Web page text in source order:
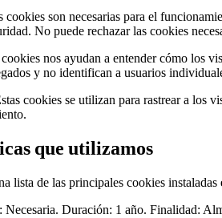
son necesarias para el
No puede rechazar las cookies
nos ayudan a entender cómo los
y no identifican a usuarios
cookies se utilizan para rastrear a los
que utilizamos
lista de las principales cookies
Duración: 1 año. Finalidad: